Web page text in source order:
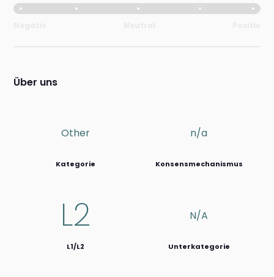
Über uns
Other
Kategorie
n/a
Konsensmechanismus
L2
L1/L2
N/a
Unterkategorie